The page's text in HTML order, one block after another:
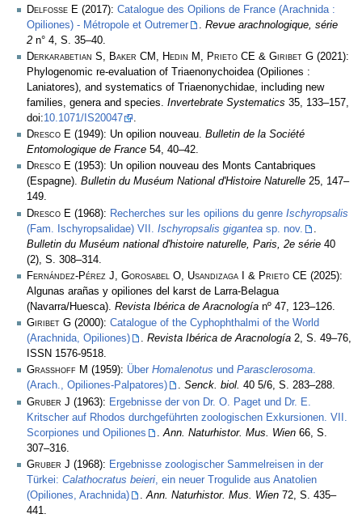
Delfosse E (2017): Catalogue des Opilions de France (Arachnida :
Opiliones) - Métropole et Outremer
Revue arachnologique, série
2 n° 4, S. 35–40.
Derkarabetian S, Baker CM, Hedin M, Prieto CE & Giribet G (2021):
Phylogenomic re-evaluation of Triaenonychoidea (Opiliones :
Laniatores), and systematics of Triaenonychidae, including new
families, genera and species. Invertebrate Systematics 35, 133–157,
doi:10.1071/IS20047
.
Dresco E (1949): Un opilion nouveau. Bulletin de la Société
Entomologique de France 54, 40–42.
Dresco E (1953): Un opilion nouveau des Monts Cantabriques
(Espagne). Bulletin du Muséum National d'Histoire Naturelle 25, 147–
149.
Dresco E (1968): Recherches sur les opilions du genre Ischyropsalis
(Fam. Ischyropsalidae) VII. Ischyropsalis gigantea sp. nov.
Bulletin du Muséum national d'histoire naturelle, Paris, 2e série 40
(2), S. 308–314.
Fernández-Pérez J, Gorosabel O, Usandizaga I & Prieto CE (2025):
Algunas arañas y opiliones del karst de Larra-Belagua
(Navarra/Huesca). Revista Ibérica de Aracnología nº 47, 123–126.
Giribet G (2000): Catalogue of the Cyphophthalmi of the World
(Arachnida, Opiliones)
. Revista Ibérica de Aracnología 2, S. 49–76,
ISSN 1576-9518.
Grasshoff M (1959): Über Homalenotus und Parasclerosoma.
(Arach., Opiliones-Palpatores)
. Senck. biol. 40 5/6, S. 283–288.
Gruber J (1963): Ergebnisse der von Dr. O. Paget und Dr. E.
Kritscher auf Rhodos durchgeführten zoologischen Exkursionen. VII.
Scorpiones und Opiliones
Ann. Naturhistor. Mus. Wien 66, S.
307–316.
Gruber J (1968): Ergebnisse zoologischer Sammelreisen in der
Türkei: Calathocratus beieri, ein neuer Trogulide aus Anatolien
(Opiliones, Arachnida)
.Ann. Naturhistor. Mus. Wien 72, S. 435–
441.